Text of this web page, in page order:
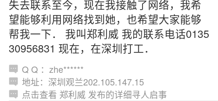
失去联系至今，现在我接触了网络，我希
望能够利用网络找到她，也希望大家能够
帮我一下． 我叫郑利威 我的联系电话0135
30956831 现在，在深圳打工．
Q Q ：zhe******
地址：深圳观兰202.105.147.15
点击查看 郑利威 发布的详细寻人启事